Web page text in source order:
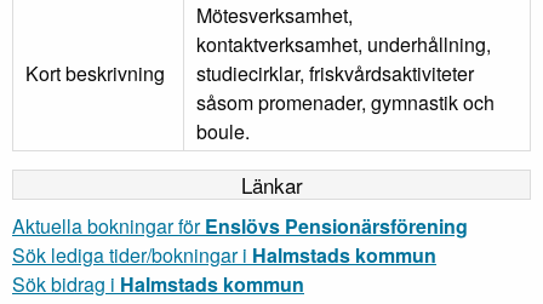
Kort beskrivning
Mötesverksamhet,
kontaktverksamhet, underhållning,
studiecirklar, friskvårdsaktiviteter
såsom promenader, gymnastik och
boule.
Länkar
Aktuella bokningar förEnslövs Pensionärsförening
Sök lediga tider/bokningar i Halmstads kommun
Sök bidrag i Halmstads kommun